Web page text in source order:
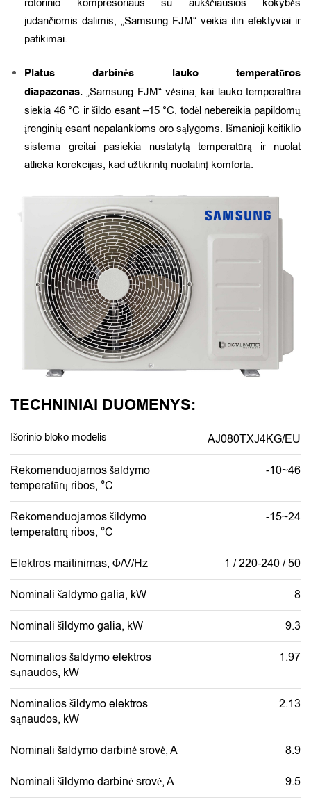
judančiomis dalimis, „Samsung FJM“ veikia itin efektyviai ir
patikimai.
Platus darbinės lauko temperatūros
diapazonas. „Samsung FJM“ vėsina, kai lauko temperatūra
siekia 46 °C ir šildo esant –15 °C, todėl nebereikia papildomų
įrenginių esant nepalankioms oro sąlygoms. Išmanioji keitiklio
sistema greitai pasiekia nustatytą temperatūrą ir nuolat
atlieka korekcijas, kad užtikrintų nuolatinį komfortą.
TECHNINIAI DUOMENYS:
Išorinio bloko modelis AJ080TXJ4KG/EU
Rekomenduojamos šaldymo
temperatūrų ribos, °C
-10~46
Rekomenduojamos šildymo
temperatūrų ribos, °C
-15~24
Elektros maitinimas, Φ/V/Hz 1 / 220-240 / 50
Nominali šaldymo galia, kW 8
Nominali šildymo galia, kW 9.3
Nominalios šaldymo elektros
sąnaudos, kW
1.97
Nominalios šildymo elektros
sąnaudos, kW
2.13
Nominali šaldymo darbinė srovė, A 8.9
Nominali šildymo darbinė srovė, A 9.5